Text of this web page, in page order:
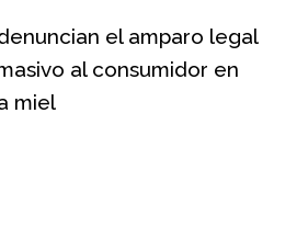
denuncian el amparo legal
al consumidor en
miel